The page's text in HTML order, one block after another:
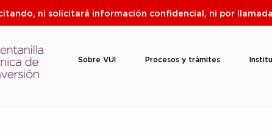
ni solicitará información confidencial, ni por
Sobre VUI Procesos y trámites